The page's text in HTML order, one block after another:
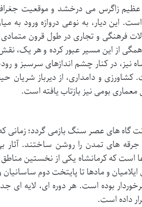
زاگرس می درخشد و موقعیت
این دیار، به نوعی دروازه ورود
فرهنگی و تجاری در طول قرون
همگی از این مسیر عبور کرده و هر یک،
نیز، در کنار چشم اندازهای سرسبز و
و دامداری، از دیرباز شریان
بومی نیز بازتاب یافته است.
های عصر سنگ بازمی گردد؛ زمانی که
های تمدن را روشن ساختند. آثار
است که کرمانشاه یکی از نخستین
و مادها تا پایتخت دوم
بوده است. هر دوره ای، لایه ای
داده است.